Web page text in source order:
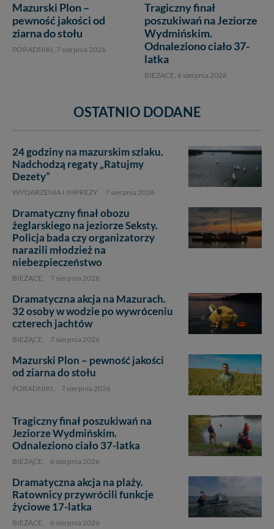
Mazurski Plon –
pewność jakości od
ziarna do stołu
PORADNIKI, 7 sierpnia 2026
Tragiczny finał
poszukiwań na Jeziorze
Wydmińskim.
Odnaleziono ciało 37-
latka
BIEŻĄCE, 6 sierpnia 2026
OSTATNIO DODANE
24 godziny na mazurskim szlaku.
Nadchodzą regaty „Ratujmy
Dezety”
WYDARZENIA I IMPREZY, 7 sierpnia 2026
Dramatyczny finał obozu
żeglarskiego na jeziorze Seksty.
Policja bada czy organizatorzy
narazili młodzież na
niebezpieczeństwo
BIEŻĄCE, 7 sierpnia 2026
2
Dramatyczna akcja na Mazurach.
32 osoby w wodzie po wywróceniu
czterech jachtów
BIEŻĄCE, 7 sierpnia 2026
4
Mazurski Plon – pewność jakości
od ziarna do stołu
PORADNIKI, 7 sierpnia 2026
Tragiczny finał poszukiwań na
Jeziorze Wydmińskim.
Odnaleziono ciało 37-latka
BIEŻĄCE, 6 sierpnia 2026
Dramatyczna akcja na plaży.
Ratownicy przywrócili funkcje
życiowe 17-latka
BIEŻĄCE, 6 sierpnia 2026